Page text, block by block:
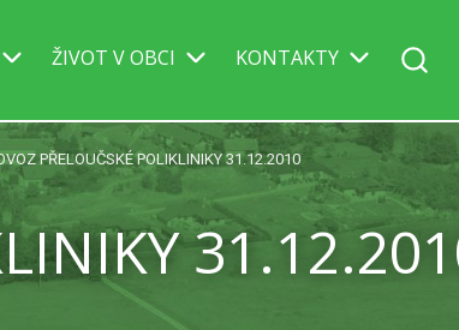
ŽIVOT V OBCI KONTAKTY
PŘELOUČSKÉ POLIKLINIKY 31.12.2010